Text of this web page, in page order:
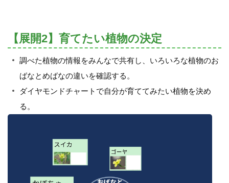
【展開2】育てたい植物の決定
調べた植物の情報をみんなで共有し、いろいろな植物のお
ばなとめばなの違いを確認する。
ダイヤモンドチャートで自分が育ててみたい植物を決め
る。